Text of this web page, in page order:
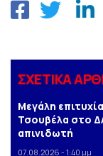
ΣΧΕΤΙΚΑ
Μεγάλη
Τσουβέλα στο
απινιδωτή
07.08.2026 - 1:40 μμ